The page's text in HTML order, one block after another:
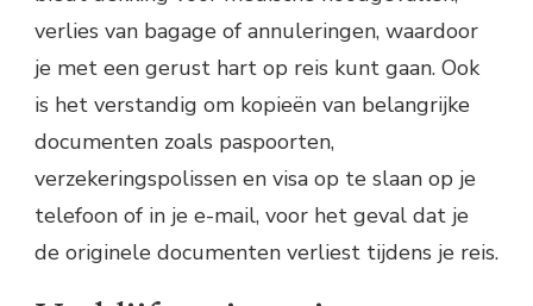
verlies van bagage of annuleringen, waardoor
je met een gerust hart op reis kunt gaan. Ook
is het verstandig om kopieën van belangrijke
documenten zoals paspoorten,
verzekeringspolissen en visa op te slaan op je
telefoon of in je e-mail, voor het geval dat je
de originele documenten verliest tijdens je reis.